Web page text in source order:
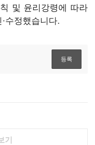
및 윤리강령에 따라
수정했습니다.
기